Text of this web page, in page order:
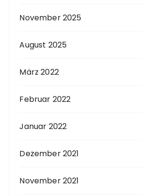
November 2025
August 2025
März 2022
Februar 2022
Januar 2022
Dezember 2021
November 2021